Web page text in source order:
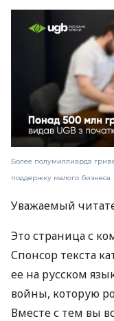
Более полумиллиарда
поддержку малого бизнеса
Уважаемый
Это страница с
Спонсор текста
ее на русском
войны, которую
Вместе с тем вы